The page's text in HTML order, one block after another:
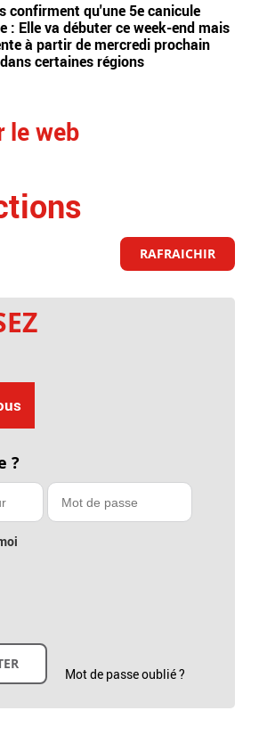
confirment qu'une 5e canicule
: Elle va débuter ce week-end mais
à partir de mercredi prochain
certaines régions
le web
RAFRAICHIR
?
Mot de passe oublié ?